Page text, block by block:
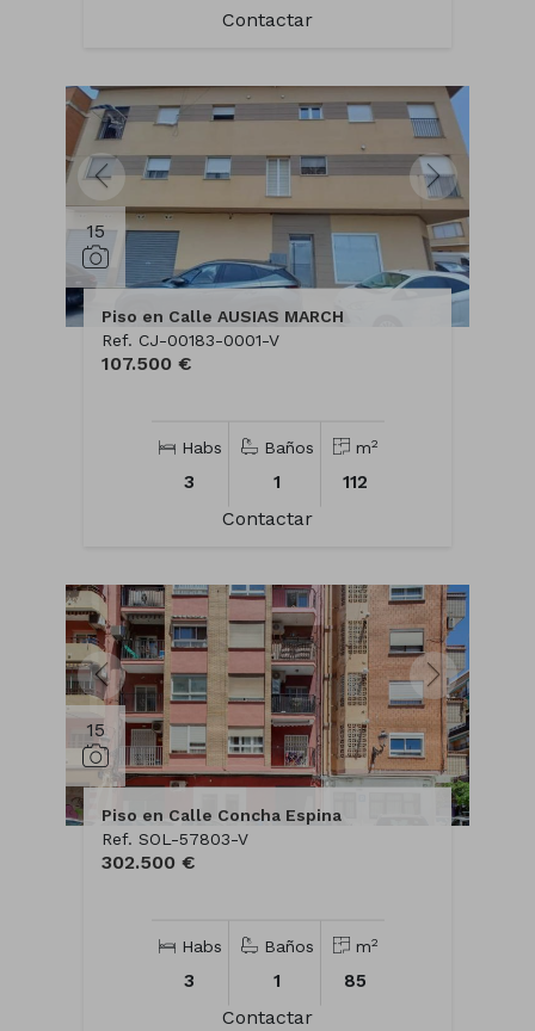
Contactar
15
Piso en Calle AUSIAS MARCH
Ref. CJ-00183-0001-V
107.500 €
Habs
3
Baños
1
m2
112
Contactar
15
Piso en Calle Concha Espina
Ref. SOL-57803-V
302.500 €
Habs
3
Baños
1
m2
85
Contactar